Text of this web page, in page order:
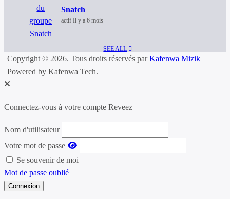
Snatch
actif Il y a 6 mois
SEE ALL
Copyright © 2026. Tous droits réservés parKafenwa Mizik |
Powered by Kafenwa Tech.
Connectez-vous à votre compte Reveez
Nom d'utilisateur
Votre mot de passe
Se souvenir de moi
Mot de passe oublié
Connexion